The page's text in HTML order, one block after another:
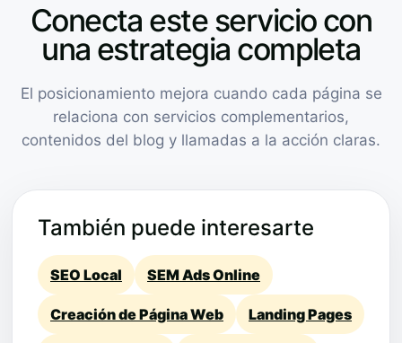
Conecta este servicio con
una estrategia completa
El posicionamiento mejora cuando cada página se
relaciona con servicios complementarios,
contenidos del blog y llamadas a la acción claras.
También puede interesarte
SEO Local SEM Ads Online
Creación de Página Web Landing Pages